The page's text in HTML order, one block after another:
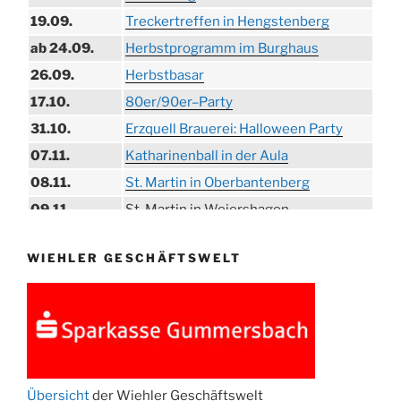
19.09.
Treckertreffen in Hengstenberg
ab 24.09.
Herbstprogramm im Burghaus
26.09.
Herbstbasar
17.10.
80er/90er–Party
31.10.
Erzquell Brauerei: Halloween Party
07.11.
Katharinenball in der Aula
08.11.
St. Martin in Oberbantenberg
09.11.
St. Martin in Weiershagen
11.11.
„DÜX“ im Burghaus
15.11.
Konzert Bielsteiner Männerchor
15.11.
Volkstrauertag am Ehrenmal
27.11.
Kirche
WIEHLER GESCHÄFTSWELT
Übersichtder Wiehler Geschäftswelt